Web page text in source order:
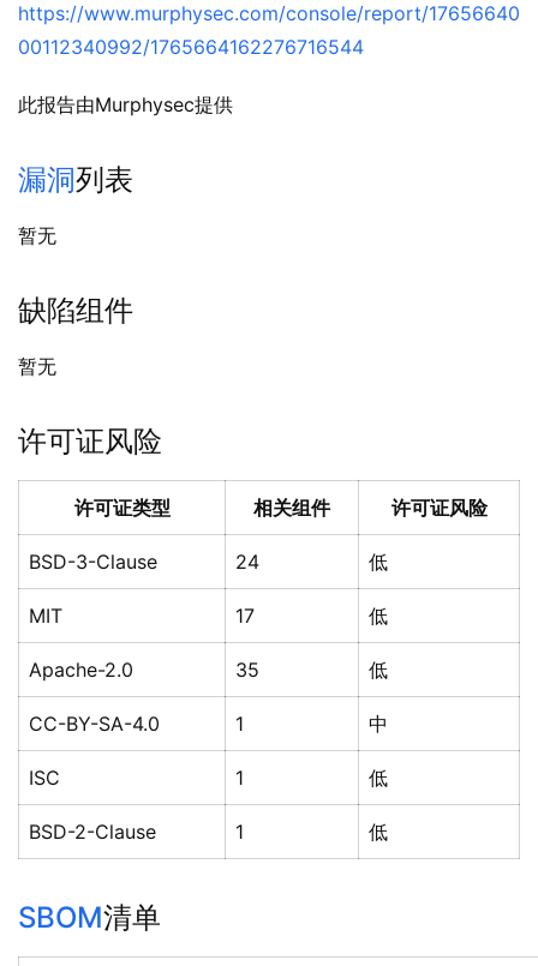
https://www.murphysec.com/console/report/17656640
00112340992/1765664162276716544
此报告由Murphysec提供
漏洞列表
暂无
缺陷组件
暂无
许可证风险
许可证类型 相关组件 许可证风险
BSD-3-Clause 24 低
MIT 17 低
Apache-2.0 35 低
CC-BY-SA-4.0 1 中
ISC 1 低
BSD-2-Clause 1 低
SBOM清单